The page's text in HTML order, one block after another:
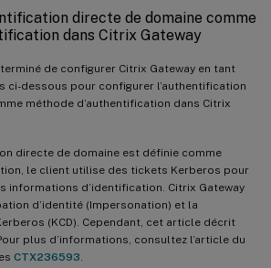
directe de domaine comme
dans Citrix Gateway
de configurer Citrix Gateway en tant
ci-dessous pour configurer l’authentification
méthode d’authentification dans Citrix
directe de domaine est définie comme
le client utilise des tickets Kerberos pour
informations d’identification. Citrix Gateway
d’identité (Impersonation) et la
(KCD). Cependant, cet article décrit
plus d’informations, consultez l’article du
CTX236593.